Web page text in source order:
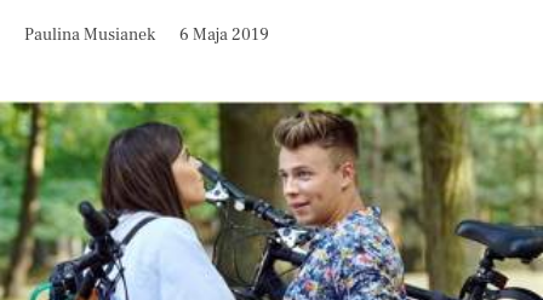
Paulina Musianek 6 Maja 2019